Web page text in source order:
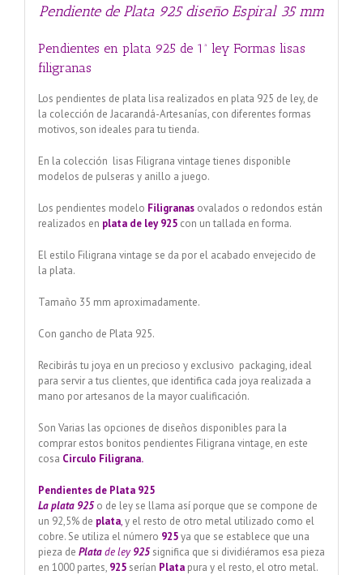
Pendiente de Plata 925 diseño Espiral 35 mm
Pendientes en plata 925 de 1ª ley Formas lisas
filigranas
Los pendientes de plata lisa realizados en plata 925 de ley, de
la colección de Jacarandá-Artesanías, con diferentes formas
motivos, son ideales para tu tienda.
En la colección lisas Filigrana vintage tienes disponible
modelos de pulseras y anillo a juego.
Los pendientes modelo Filigranasovalados o redondos están
realizados en plata de ley 925con un tallada en forma.
El estilo Filigrana vintage se da por el acabado envejecido de
la plata.
Tamaño 35 mm aproximadamente.
Con gancho de Plata 925.
Recibirás tu joya en un precioso y exclusivo packaging, ideal
para servir a tus clientes, que identifica cada joya realizada a
mano por artesanos de la mayor cualificación.
Son Varias las opciones de diseños disponibles para la
comprar estos bonitos pendientes Filigrana vintage, en este
cosa Circulo Filigrana.
Pendientes de Plata 925
La plata 925 o de ley se llama así porque que se compone de
un 92,5% de plata,y el resto de otro metal utilizado como el
cobre. Se utiliza el número 925ya que se establece que una
pieza de Platade ley925significa que si dividiéramos esa pieza
en 1000 partes, 925serían Platapura y el resto, el otro metal.